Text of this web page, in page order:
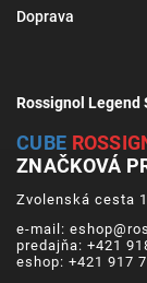
Doprava
Rossignol Legend
CUBE
ZNAČKOVÁ
Zvolenská cesta
e-mail:
predajňa: +421
eshop: +421 917